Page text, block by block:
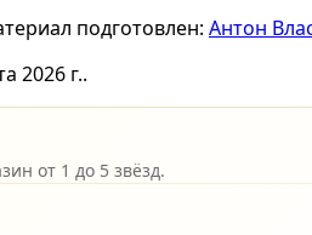
подготовлен: Антон
2026 г..
от 1 до 5 звёзд.